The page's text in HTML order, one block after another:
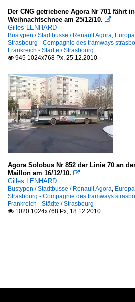
Der CNG getriebene Agora Nr 701 fährt
Weihnachtschnee am 25/12/10. 
Gilles LENHARD
Bustypen / Stadtbusse / Renault Agora,
Strasbourg - Compagnie des tramways
Frankreich - Städte / Strasbourg
 945 1024x768 Px, 25.12.2010
Agora Solobus Nr 852 der Linie 70 an
Maillon am 16/12/10. 
Gilles LENHARD
Bustypen / Stadtbusse / Renault Agora,
Strasbourg - Compagnie des tramways
Frankreich - Städte / Strasbourg
 1020 1024x768 Px, 18.12.2010